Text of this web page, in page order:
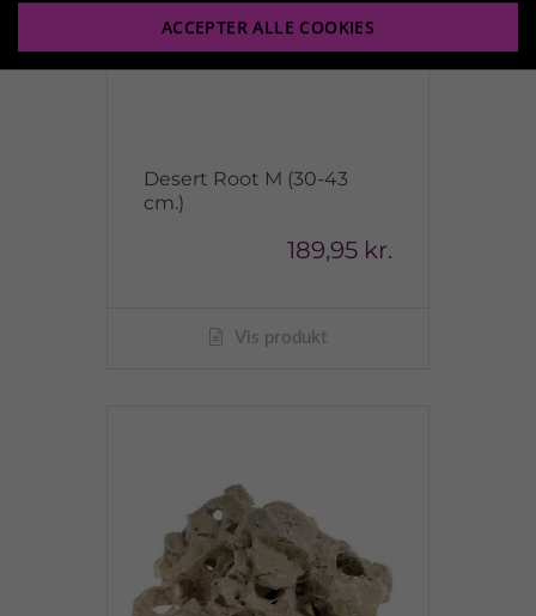
Desert Root M (30-43
cm.)
189,95 kr.
Vis produkt
ACCEPTER ALLE COOKIES